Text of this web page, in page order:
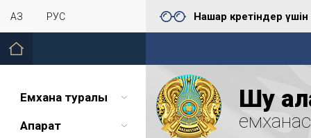
ҚАЗ РУС Нашар көретіндер үшін
Емхана туралы
Ақпарат
Шу